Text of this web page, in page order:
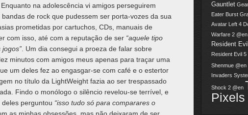
na adolescência vi amigos perseguirem
de rock que pudessem ser porta-vozes da sua
prometidas por cartuchos, CDs, manuais de
com isso, até com a reputação de ser “aquele tipo
. Um dia consegui a proeza de falar sobre
minutos com amigos meus apenas para traçar uma
um deles fez ao engasgar-se com café e o estertor
no título da LightWeight fazia ao ser trespassado
Findo o monólogo o silêncio revelou-se terrível, e
perguntou “isso tudo só para comparares o
Gauntlet
Eater Burst
Avatar Left 4
Warfare 2 @en
Resident Evil
Resident Evil 5
Shenmue @en
Invaders
Shock 2 @en
Pixels